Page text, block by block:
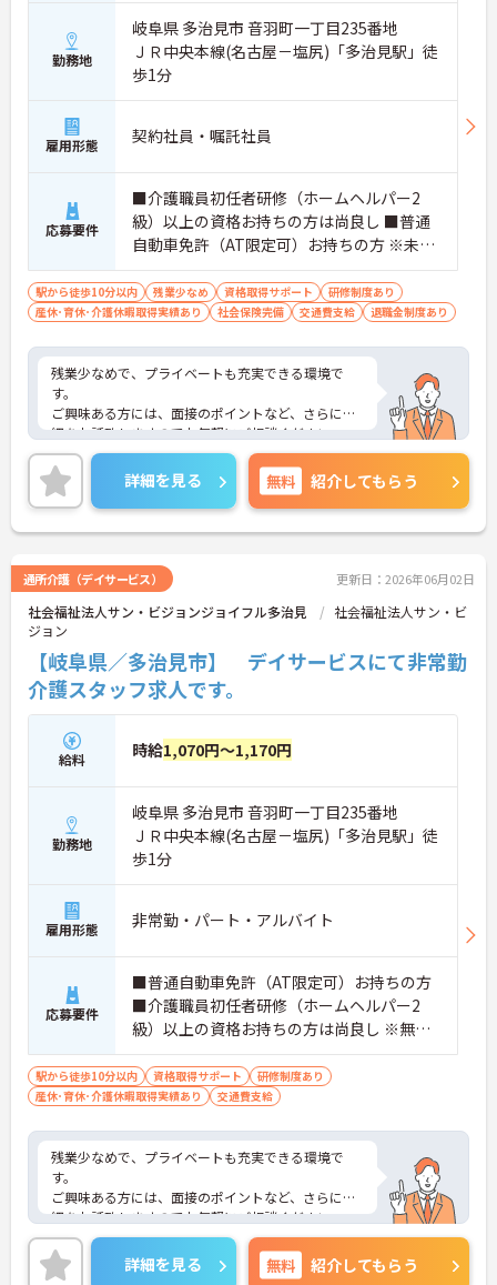
勤務地
岐阜県 多治見市 音羽町一丁目235番地
ＪＲ中央本線(名古屋－塩尻)「多治見駅」徒
歩1分
雇用形態 契約社員・嘱託社員
応募要件
■介護職員初任者研修（ホームヘルパー2
級）以上の資格お持ちの方は尚良し ■普通
自動車免許（AT限定可）お持ちの方 ※未経
験者、無資格者応相談
駅から徒歩10分以内 残業少なめ 資格取得サポート
研修制度あり
産休･育休･介護休暇取得実績あり
社会保険完備 交通費支給 退職金制度あり
残業少なめで、プライベートも充実できる環境で
す。
ご興味ある方には、面接のポイントなど、さらに詳
細をお話致しますのでお気軽にご相談ください。
詳細を見る 無料 紹介してもらう
通所介護（デイサービス） 更新日：2026年06月02日
社会福祉法人サン・ビジョンジョイフル多治見
社会福祉法人サン・ビ
ジョン
【岐阜県／多治見市】 デイサービスにて非常勤
介護スタッフ求人です。
給料 時給1,070円～1,170円
勤務地
岐阜県 多治見市 音羽町一丁目235番地
ＪＲ中央本線(名古屋－塩尻)「多治見駅」徒
歩1分
雇用形態 非常勤・パート・アルバイト
応募要件
■普通自動車免許（AT限定可）お持ちの方
■介護職員初任者研修（ホームヘルパー2
級）以上の資格お持ちの方は尚良し ※無資
格者、未経験者、ブランクのある方応相談
駅から徒歩10分以内 資格取得サポート
研修制度あり
産休･育休･介護休暇取得実績あり
交通費支給
残業少なめで、プライベートも充実できる環境で
す。
ご興味ある方には、面接のポイントなど、さらに詳
細をお話致しますのでお気軽にご相談ください。
詳細を見る 無料 紹介してもらう